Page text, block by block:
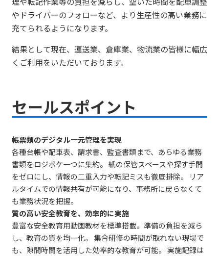
やドライバーのフォローなど、より生産性の高い業務に
充てられるようになります。
結果として現在、運送業、倉庫業、物流業の皆様に幅広
くご利用をいただいております。
セールスポイント
帳票類のデジタル一元管理を実現
各種台帳や配車表、請求書、監査書類まで、あらゆる業務
書類をロジポケ一つに集約。 紙の保管スペースや探す手間
をゼロにし、情報の二重入力や転記ミスも徹底排除。 リア
ルタイムでの情報共有が可能になり、事務所に戻らなくて
も業務状況を把握。
質の高い安全教育を、効率的に実施
豊富な安全教育用動画教材を標準搭載。準備の負担を減ら
し、教育の質を均一化。 集合研修の時間が取れない現場で
も、隙間時間を活用した効率的な教育が可能。 実施記録は